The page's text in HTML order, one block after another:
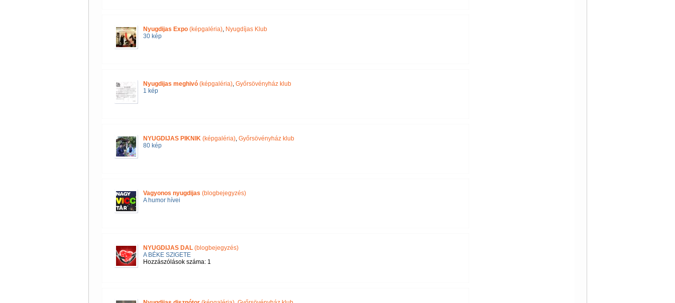
Nyugdijas Expo(képgaléria), Nyugdíjas Klub
30 kép
Nyugdijas meghivó(képgaléria), Győrsövényház klub
1 kép
NYUGDIJAS PIKNIK(képgaléria), Győrsövényház klub
80 kép
Vagyonos nyugdijas (blogbejegyzés)
A humor hívei
NYUGDIJAS DAL(blogbejegyzés)
A BÉKE SZIGETE
Hozzászólások száma: 1